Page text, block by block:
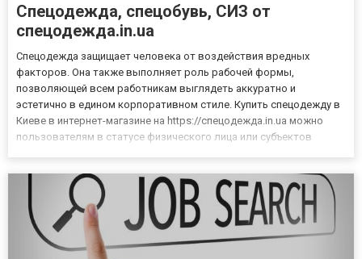
Спецодежда, спецобувь, СИЗ от
спецодежда.in.ua
Спецодежда защищает человека от воздействия вредных
факторов. Она также выполняет роль рабочей формы,
позволяющей всем работникам выглядеть аккуратно и
эстетично в едином корпоративном стиле. Купить спецодежду в
Киеве в интернет-магазине на https://спецодежда.in.ua можно
пользователям в статусе физического лица или субъектов
предлагается купить с...